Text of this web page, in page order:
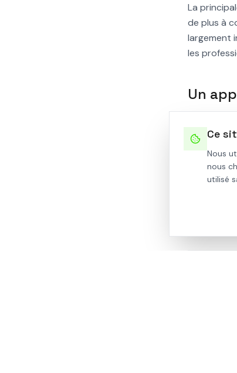
La
de plus à
largement
les
Un
Sortons
Laurence
Ce
Nous
nous
utilisé